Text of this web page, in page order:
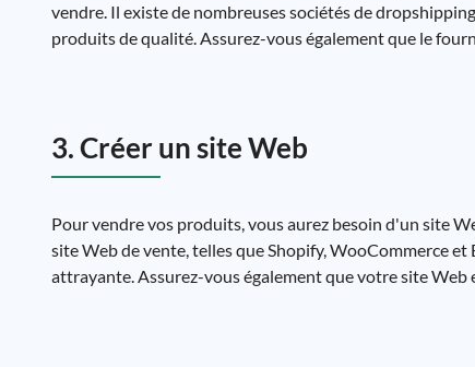
vendre. Il existe de nombreuses sociétés de
produits de qualité. Assurez-vous également que le
3. Créer un site Web
Pour vendre vos produits, vous aurez besoin d'un site
site Web de vente, telles que Shopify, WooCommerce
attrayante. Assurez-vous également que votre site